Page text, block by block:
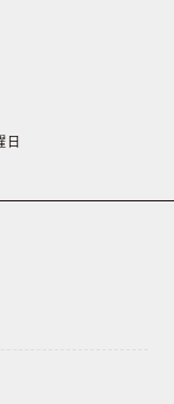
日